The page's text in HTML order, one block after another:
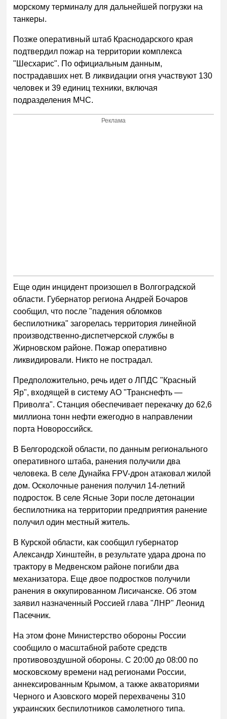
морскому терминалу для дальнейшей погрузки на
танкеры.
Позже оперативный штаб Краснодарского края
подтвердил пожар на территории комплекса
"Шесхарис". По официальным данным,
пострадавших нет. В ликвидации огня участвуют 130
человек и 39 единиц техники, включая
подразделения МЧС.
Реклама
Еще один инцидент произошел в Волгоградской
области. Губернатор региона Андрей Бочаров
сообщил, что после "падения обломков
беспилотника" загорелась территория линейной
производственно-диспетчерской службы в
Жирновском районе. Пожар оперативно
ликвидировали. Никто не пострадал.
Предположительно, речь идет о ЛПДС "Красный
Яр", входящей в систему АО "Транснефть —
Приволга". Станция обеспечивает перекачку до 62,6
миллиона тонн нефти ежегодно в направлении
порта Новороссийск.
В Белгородской области, по данным регионального
оперативного штаба, ранения получили два
человека. В селе Дунайка FPV-дрон атаковал жилой
дом. Осколочные ранения получил 14-летний
подросток. В селе Ясные Зори после детонации
беспилотника на территории предприятия ранение
получил один местный житель.
В Курской области, как сообщил губернатор
Александр Хинштейн, в результате удара дрона по
трактору в Медвенском районе погибли два
механизатора. Еще двое подростков получили
ранения в оккупированном Лисичанске. Об этом
заявил назначенный Россией глава "ЛНР" Леонид
Пасечник.
На этом фоне Министерство обороны России
сообщило о масштабной работе средств
противовоздушной обороны. С 20:00 до 08:00 по
московскому времени над регионами России,
аннексированным Крымом, а также акваториями
Черного и Азовского морей перехвачены 310
украинских беспилотников самолетного типа.